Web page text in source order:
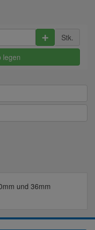
Stk.
legen
und 36mm